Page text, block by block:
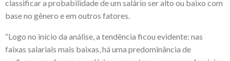
classificar a probabilidade de um salário ser alto ou baixo com
base no gênero e em outros fatores.
“Logo no início da análise, a tendência ficou evidente: nas
faixas salariais mais baixas, há uma predominância de